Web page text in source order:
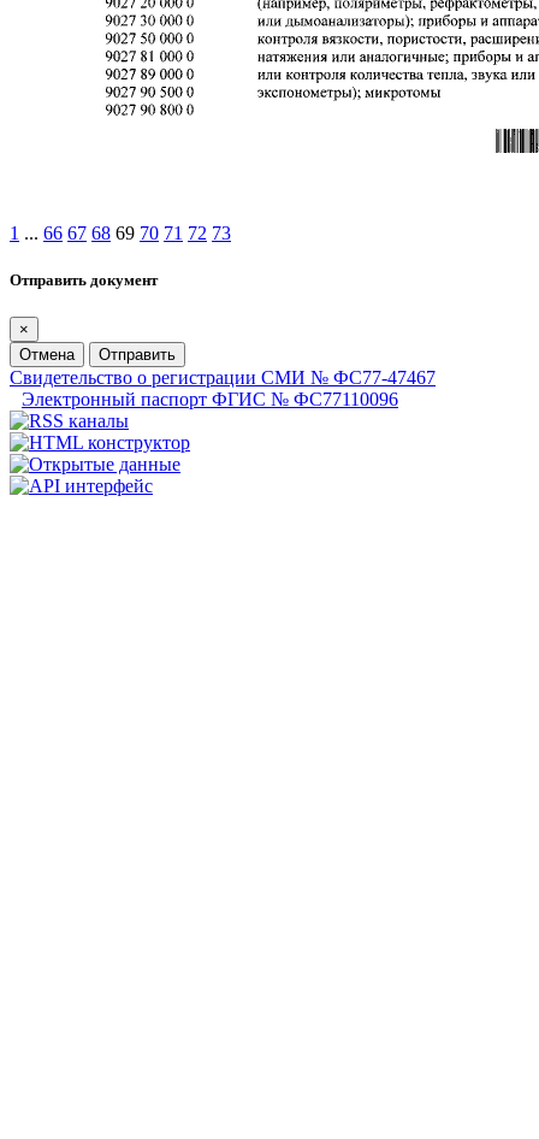
1 ... 66 67 68 69 70 71 72 73
Отправить документ
×
Отмена
Отправить
Свидетельство о регистрации СМИ № ФС77-47467
Электронный паспорт ФГИС № ФС77110096